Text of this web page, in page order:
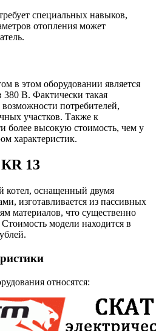
специальных навыков,
отопления может
в этом оборудовании является
380 В. Фактически такая
потребителей,
участков. Также к
более высокую стоимость, чем у
характеристик.
13
котел, оснащенный двумя
изготавливается из пассивных
материалов, что существенно
модели находится в
относятся: